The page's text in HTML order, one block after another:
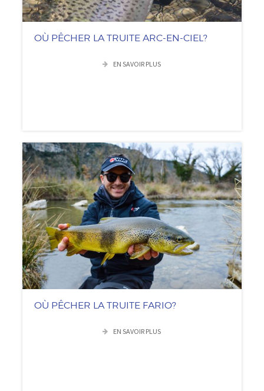
OÙ PÊCHER LA TRUITE ARC-EN-CIEL?
EN SAVOIR PLUS
OÙ PÊCHER LA TRUITE FARIO?
EN SAVOIR PLUS